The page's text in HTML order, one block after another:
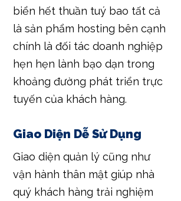
biển hết thuần tuý bao tất cả
là sản phẩm hosting bên cạnh
chính là đối tác doanh nghiệp
hẹn hẹn lành bạo dạn trong
khoảng đường phát triển trực
tuyến của khách hàng.
Giao Diện Dễ Sử Dụng
Giao diện quản lý cũng như
vận hành thân mật giúp nhà
quý khách hàng trải nghiệm